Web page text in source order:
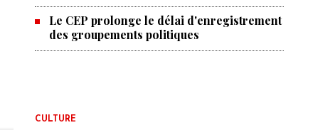
Le CEP prolonge le délai d'enregistrement
des groupements politiques
CULTURE